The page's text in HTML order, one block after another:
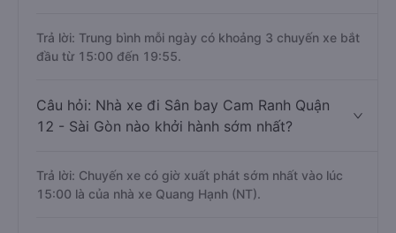
Trả lời: Trung bình mỗi ngày có khoảng 3 chuyến xe bắt
đầu từ 15:00 đến 19:55.
Câu hỏi: Nhà xe đi Sân bay Cam Ranh Quận
12 - Sài Gòn nào khởi hành sớm nhất?
Trả lời: Chuyến xe có giờ xuất phát sớm nhất vào lúc
15:00 là của nhà xe Quang Hạnh (NT).